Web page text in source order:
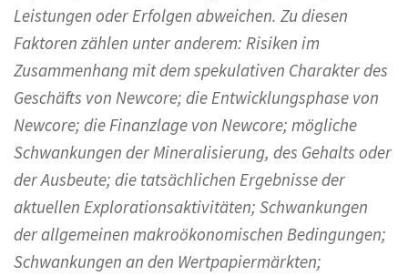
Leistungen oder Erfolgen abweichen. Zu diesen
Faktoren zählen unter anderem: Risiken im
Zusammenhang mit dem spekulativen Charakter des
Geschäfts von Newcore; die Entwicklungsphase von
Newcore; die Finanzlage von Newcore; mögliche
Schwankungen der Mineralisierung, des Gehalts oder
der Ausbeute; die tatsächlichen Ergebnisse der
aktuellen Explorationsaktivitäten; Schwankungen
der allgemeinen makroökonomischen Bedingungen;
Schwankungen an den Wertpapiermärkten;